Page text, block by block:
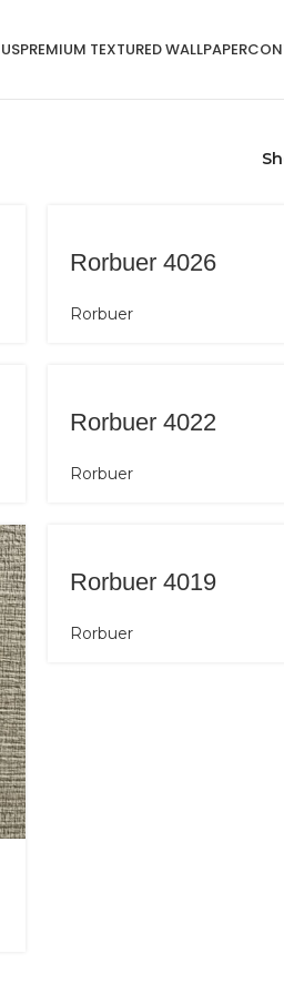
PREMIUM TEXTURED WALLPAPER
Rorbuer 4026
Rorbuer
Rorbuer 4022
Rorbuer
Rorbuer 4019
Rorbuer